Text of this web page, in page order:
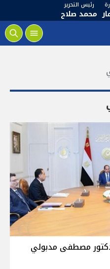
رئيس التحرير
محمد صلاح
مصطفى مدبولي